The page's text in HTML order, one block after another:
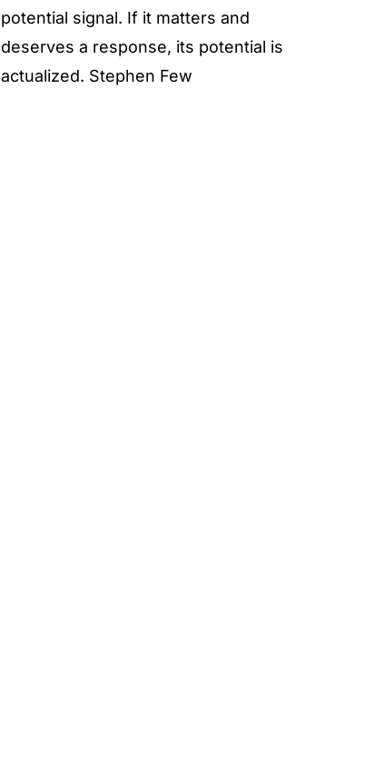
potential signal. If it matters and
deserves a response, its potential is
actualized. Stephen Few